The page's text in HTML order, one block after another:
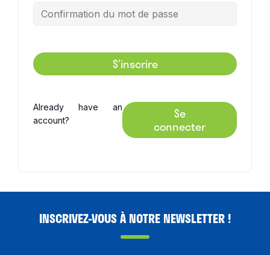
S’inscrire
Already have an
account?
Se
connecter
INSCRIVEZ-VOUS À NOTRE NEWSLETTER !